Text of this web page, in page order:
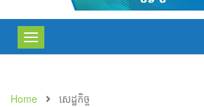
Toggle
navigation
Home សេដ្ឋកិច្ច